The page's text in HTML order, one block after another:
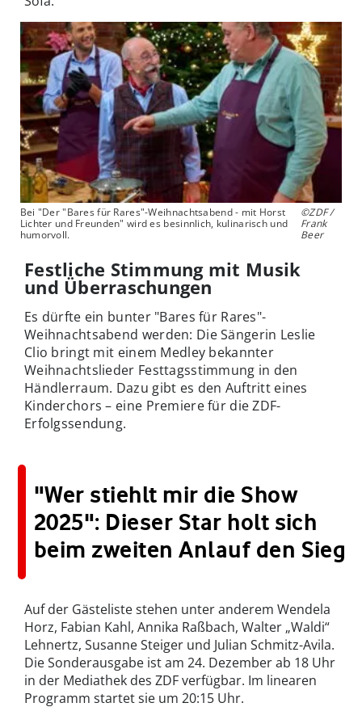
Bei "Der "Bares für Rares"-Weihnachtsabend - mit Horst
Lichter und Freunden" wird es besinnlich, kulinarisch und
humorvoll.
©ZDF /
Frank
Beer
Festliche Stimmung mit Musik
und Überraschungen
Es dürfte ein bunter "Bares für Rares"-
Weihnachtsabend werden: Die Sängerin Leslie
Clio bringt mit einem Medley bekannter
Weihnachtslieder Festtagsstimmung in den
Händlerraum. Dazu gibt es den Auftritt eines
Kinderchors – eine Premiere für die ZDF-
Erfolgssendung.
"Wer stiehlt mir die Show
2025": Dieser Star holt sich
beim zweiten Anlauf den Sieg
Auf der Gästeliste stehen unter anderem Wendela
Horz, Fabian Kahl, Annika Raßbach, Walter „Waldi“
Lehnertz, Susanne Steiger und Julian Schmitz-Avila.
Die Sonderausgabe ist am 24. Dezember ab 18 Uhr
in der Mediathek des ZDF verfügbar. Im linearen
Programm startet sie um 20:15 Uhr.